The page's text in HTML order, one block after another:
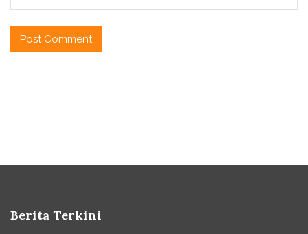
Berita Terkini